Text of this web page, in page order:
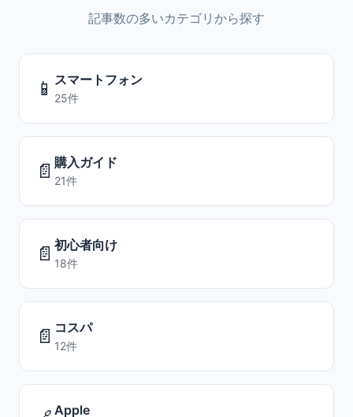
記事数の多いカテゴリから探す
📱 スマートフォン
25件
📄 購入ガイド
21件
📄 初心者向け
18件
📄 コスパ
12件
Apple